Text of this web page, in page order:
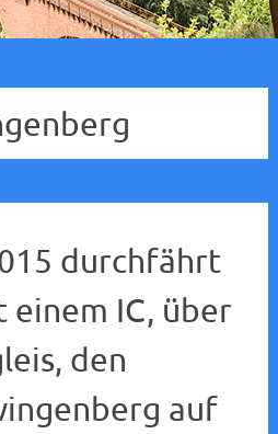
durchfährt
einem IC, über
den
auf